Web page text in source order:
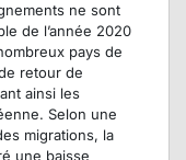
ne sont
de l’année 2020
pays de
retour de
ainsi les
Selon une
migrations, la
une baisse